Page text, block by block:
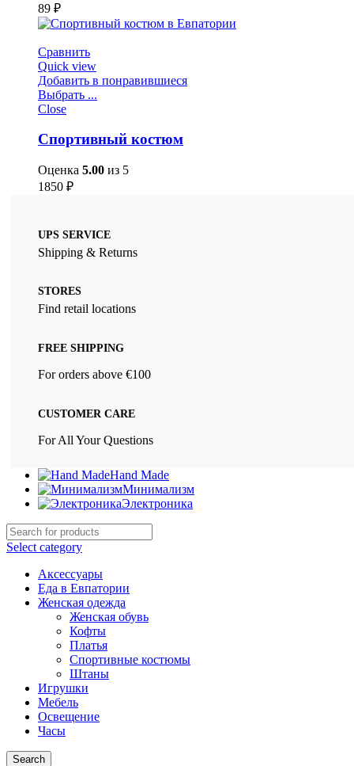
89 ₽
Сравнить
Quick view
Добавить в понравившиеся
Выбрать ...
Close
Спортивный костюм
Оценка 5.00 из 5
1850 ₽
UPS SERVICE
Shipping & Returns
STORES
Find retail locations
FREE SHIPPING
For orders above €100
CUSTOMER CARE
For All Your Questions
Hand Made
Минимализм
Электроника
Select category
Аксессуары
Еда в Евпатории
Женская одежда
Женская обувь
Кофты
Платья
Спортивные костюмы
Штаны
Игрушки
Мебель
Освещение
Часы
Search